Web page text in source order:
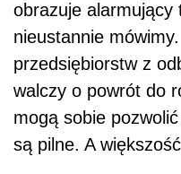
obrazuje alarmujący
nieustannie
przedsiębiorstw z
walczy o powrót do
mogą sobie
są pilne. A